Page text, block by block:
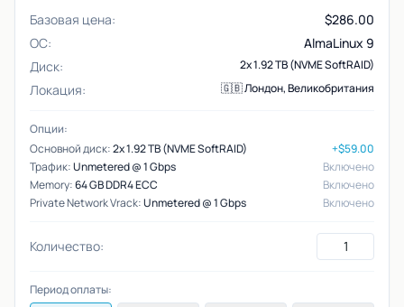
Базовая цена: $286.00
ОС:
AlmaLinux 9
Диск:
2x 1.92 TB (NVME SoftRAID)
Локация: 🇬🇧 Лондон, Великобритания
Опции:
Основной диск:2x 1.92 TB (NVME SoftRAID)
+$59.00
Трафик:Unmetered @ 1 Gbps
Включено
Memory:64 GB DDR4 ECC
Включено
Private Network Vrack:Unmetered @ 1 Gbps Включено
Количество:
Период оплаты: